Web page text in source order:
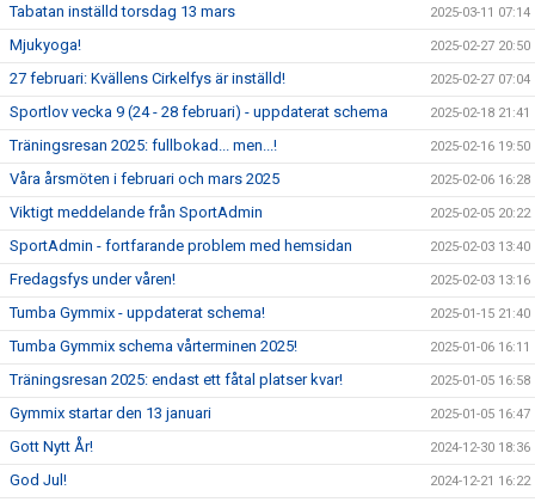
Tabatan inställd torsdag 13 mars 2025-03-11 07:14
Mjukyoga! 2025-02-27 20:50
27 februari: Kvällens Cirkelfys är inställd! 2025-02-27 07:04
Sportlov vecka 9 (24 - 28 februari) - uppdaterat schema 2025-02-18 21:41
Träningsresan 2025: fullbokad... men...! 2025-02-16 19:50
Våra årsmöten i februari och mars 2025 2025-02-06 16:28
Viktigt meddelande från SportAdmin 2025-02-05 20:22
SportAdmin - fortfarande problem med hemsidan 2025-02-03 13:40
Fredagsfys under våren! 2025-02-03 13:16
Tumba Gymmix - uppdaterat schema! 2025-01-15 21:40
Tumba Gymmix schema vårterminen 2025! 2025-01-06 16:11
Träningsresan 2025: endast ett fåtal platser kvar! 2025-01-05 16:58
Gymmix startar den 13 januari 2025-01-05 16:47
Gott Nytt År! 2024-12-30 18:36
God Jul! 2024-12-21 16:22